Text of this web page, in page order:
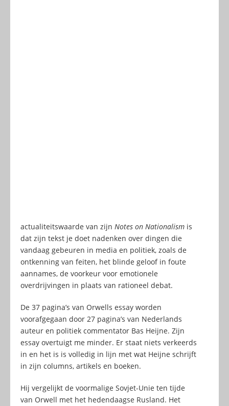
actualiteitswaarde van zijn Notes on Nationalism is
dat zijn tekst je doet nadenken over dingen die
vandaag gebeuren in media en politiek, zoals de
ontkenning van feiten, het blinde geloof in foute
aannames, de voorkeur voor emotionele
overdrijvingen in plaats van rationeel debat.
De 37 pagina’s van Orwells essay worden
voorafgegaan door 27 pagina’s van Nederlands
auteur en politiek commentator Bas Heijne. Zijn
essay overtuigt me minder. Er staat niets verkeerds
in en het is is volledig in lijn met wat Heijne schrijft
in zijn columns, artikels en boeken.
Hij vergelijkt de voormalige Sovjet-Unie ten tijde
van Orwell met het hedendaagse Rusland. Het